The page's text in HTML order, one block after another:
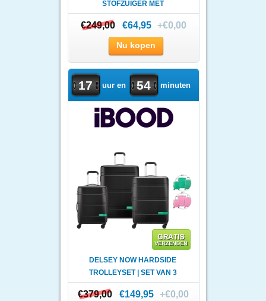
STOFZUIGER MET
BASISSTATION
€249,00
€249,00 €64,95 +€0,00
Nu kopen
17 uur en 54 minuten
DELSEY NOW HARDSIDE
TROLLEYSET | SET VAN 3
€379,00
€379,00 €149,95 +€0,00